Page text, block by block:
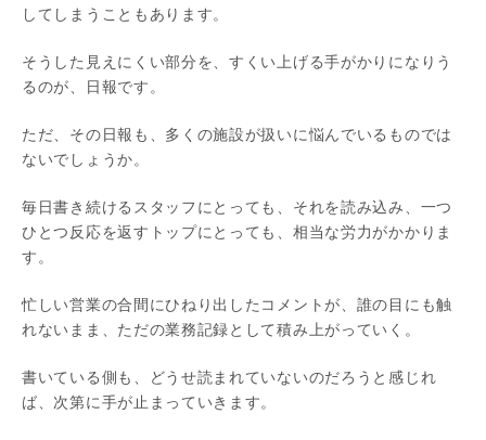
してしまうこともあります。
そうした見えにくい部分を、すくい上げる手がかりになりう
るのが、日報です。
ただ、その日報も、多くの施設が扱いに悩んでいるものでは
ないでしょうか。
毎日書き続けるスタッフにとっても、それを読み込み、一つ
ひとつ反応を返すトップにとっても、相当な労力がかかりま
す。
忙しい営業の合間にひねり出したコメントが、誰の目にも触
れないまま、ただの業務記録として積み上がっていく。
書いている側も、どうせ読まれていないのだろうと感じれ
ば、次第に手が止まっていきます。